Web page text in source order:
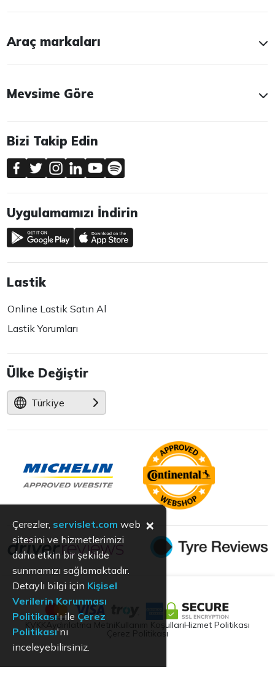
Araç markaları
Mevsime Göre
Bizi Takip Edin
Uygulamamızı İndirin
Lastik
Online Lastik Satın Al
Lastik Yorumları
Ülke Değiştir
Türkiye
Aydınlatma Metni Kullanım KoşullarıHizmet Politikası
Çerez Politikası
Çerezler, servislet.com web
sitesini ve hizmetlerimizi
daha etkin bir şekilde
sunmamızı sağlamaktadır.
Detaylı bilgi için Kişisel
Verilerin Korunması
Politikası'ı ile Çerez
Politikası'nı
inceleyebilirsiniz.
×